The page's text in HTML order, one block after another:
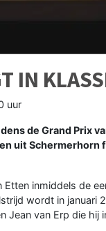
IN
uur
de Grand Prix
uit
inmiddels de
wordt in januari
Jean van Erp die hij